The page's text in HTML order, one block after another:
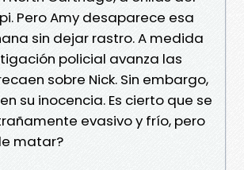
Pero Amy desaparece esa
sin dejar rastro. A medida
policial avanza las
sobre Nick. Sin embargo,
su inocencia. Es cierto que se
evasivo y frío, pero
matar?